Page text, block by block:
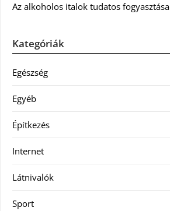
Az alkoholos italok tudatos fogyasztása
Kategóriák
Egészség
Egyéb
Építkezés
Internet
Látnivalók
Sport